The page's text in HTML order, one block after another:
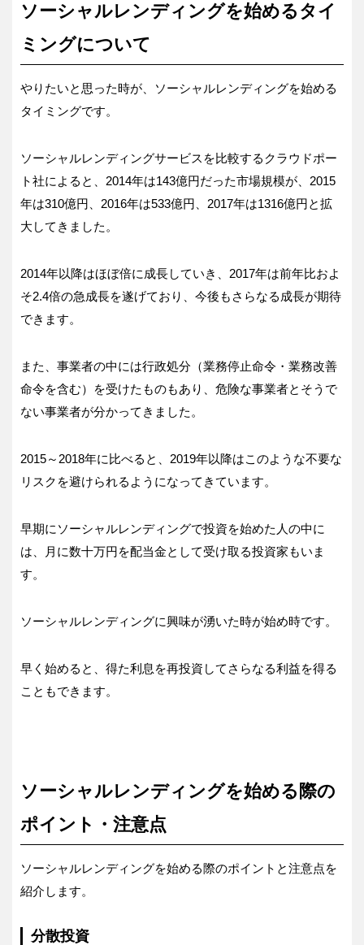
ソーシャルレンディングを始めるタイ
ミングについて
やりたいと思った時が、ソーシャルレンディングを始める
タイミングです。
ソーシャルレンディングサービスを比較するクラウドポー
ト社によると、2014年は143億円だった市場規模が、2015
年は310億円、2016年は533億円、2017年は1316億円と拡
大してきました。
2014年以降はほぼ倍に成長していき、2017年は前年比およ
そ2.4倍の急成長を遂げており、今後もさらなる成長が期待
できます。
また、事業者の中には行政処分（業務停止命令・業務改善
命令を含む）を受けたものもあり、危険な事業者とそうで
ない事業者が分かってきました。
2015～2018年に比べると、2019年以降はこのような不要な
リスクを避けられるようになってきています。
早期にソーシャルレンディングで投資を始めた人の中に
は、月に数十万円を配当金として受け取る投資家もいま
す。
ソーシャルレンディングに興味が湧いた時が始め時です。
早く始めると、得た利息を再投資してさらなる利益を得る
こともできます。
ソーシャルレンディングを始める際の
ポイント・注意点
ソーシャルレンディングを始める際のポイントと注意点を
紹介します。
分散投資